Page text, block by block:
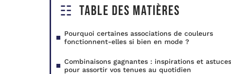
Table des matières
Pourquoi certaines associations de couleurs
fonctionnent-elles si bien en mode ?
Combinaisons gagnantes : inspirations et astuces
pour assortir vos tenues au quotidien